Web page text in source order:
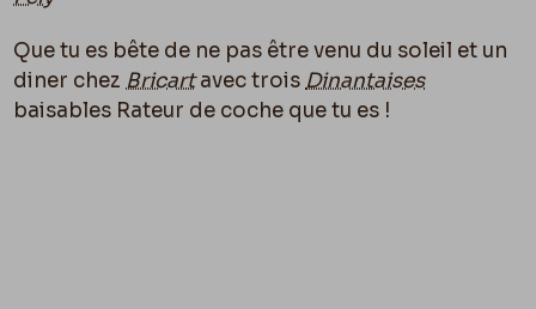
Que tu es bête de ne pas être venu du soleil et un
diner chez Bricartavec trois Dinantaises
baisables Rateur de coche que tu es !